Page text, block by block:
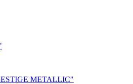
METALLIC"